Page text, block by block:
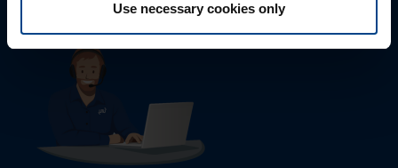
Use necessary cookies only